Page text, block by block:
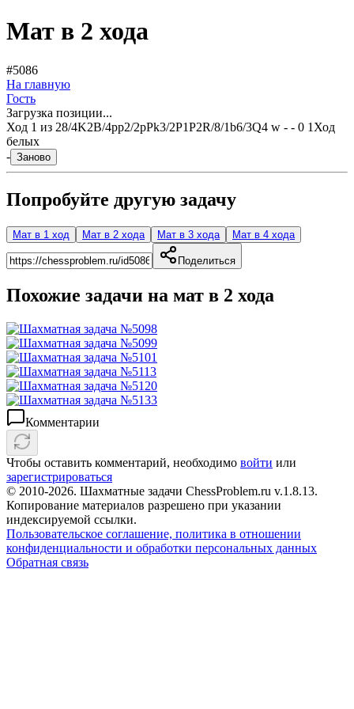
Мат в 2 хода
#5086
На главную
Гость
Загрузка позиции...
Ход 1 из 28/4K2B/4pp2/2pPk3/2P1P2R/8/1b6/3Q4 w - - 0 1 Ход
белых
- Заново
Попробуйте другую задачу
Мат в 1 ход Мат в 2 хода Мат в 3 хода Мат в 4 хода
Поделиться
Похожие задачи на мат в 2 хода
Комментарии
Чтобы оставить комментарий, необходимо войти или
зарегистрироваться
© 2010-2026. Шахматные задачи ChessProblem.ru v.1.8.13.
Копирование материалов разрешено при указании
индексируемой ссылки.
Пользовательское соглашение, политика в отношении
конфиденциальности и обработки персональных данных
Обратная связь